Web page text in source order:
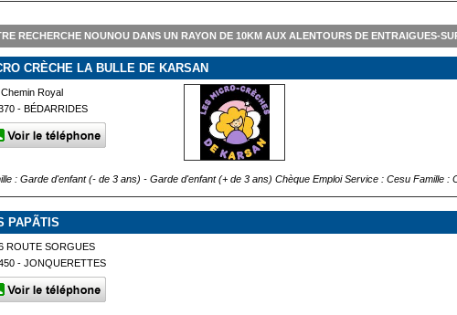
RECHERCHE NOUNOU DANS UN RAYON DE 10KM AUX ALENTOURS DE ENTRAIGUES-
CRÈCHE LA BULLE DE KARSAN
Royal
- BÉDARRIDES
: Garde d'enfant (- de 3 ans) - Garde d'enfant (+ de 3 ans) Chèque Emploi Service : Cesu Famille :
PAPÃTIS
ROUTE SORGUES
- JONQUERETTES